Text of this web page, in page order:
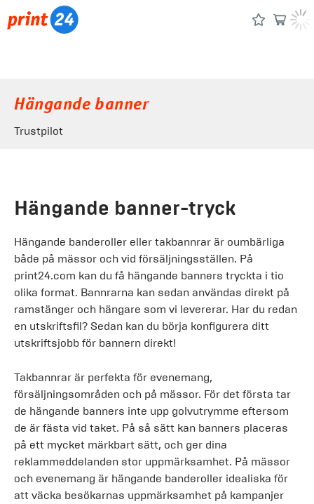
Hängande banner
Trustpilot
Hängande banner-tryck
Hängande banderoller eller takbannrar är oumbärliga
både på mässor och vid försäljningsställen. På
print24.com kan du få hängande banners tryckta i tio
olika format. Bannrarna kan sedan användas direkt på
ramstänger och hängare som vi levererar. Har du redan
en utskriftsfil? Sedan kan du börja konfigurera ditt
utskriftsjobb för bannern direkt!
Takbannrar är perfekta för evenemang,
försäljningsområden och på mässor. För det första tar
de hängande banners inte upp golvutrymme eftersom
de är fästa vid taket. På så sätt kan banners placeras
på ett mycket märkbart sätt, och ger dina
reklammeddelanden stor uppmärksamhet. På mässor
och evenemang är hängande banderoller idealiska för
att väcka besökarnas uppmärksamhet på kampanjer